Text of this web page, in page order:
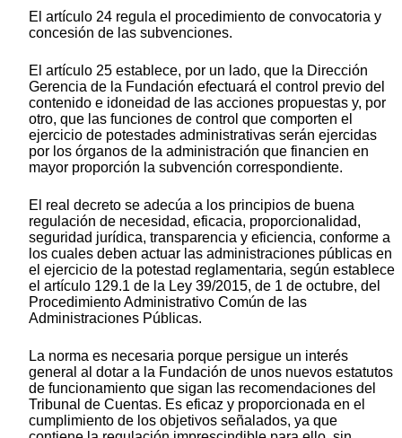
El artículo 24 regula el procedimiento de convocatoria y
concesión de las subvenciones.
El artículo 25 establece, por un lado, que la Dirección
Gerencia de la Fundación efectuará el control previo del
contenido e idoneidad de las acciones propuestas y, por
otro, que las funciones de control que comporten el
ejercicio de potestades administrativas serán ejercidas
por los órganos de la administración que financien en
mayor proporción la subvención correspondiente.
El real decreto se adecúa a los principios de buena
regulación de necesidad, eficacia, proporcionalidad,
seguridad jurídica, transparencia y eficiencia, conforme a
los cuales deben actuar las administraciones públicas en
el ejercicio de la potestad reglamentaria, según establece
el artículo 129.1 de la Ley 39/2015, de 1 de octubre, del
Procedimiento Administrativo Común de las
Administraciones Públicas.
La norma es necesaria porque persigue un interés
general al dotar a la Fundación de unos nuevos estatutos
de funcionamiento que sigan las recomendaciones del
Tribunal de Cuentas. Es eficaz y proporcionada en el
cumplimiento de los objetivos señalados, ya que